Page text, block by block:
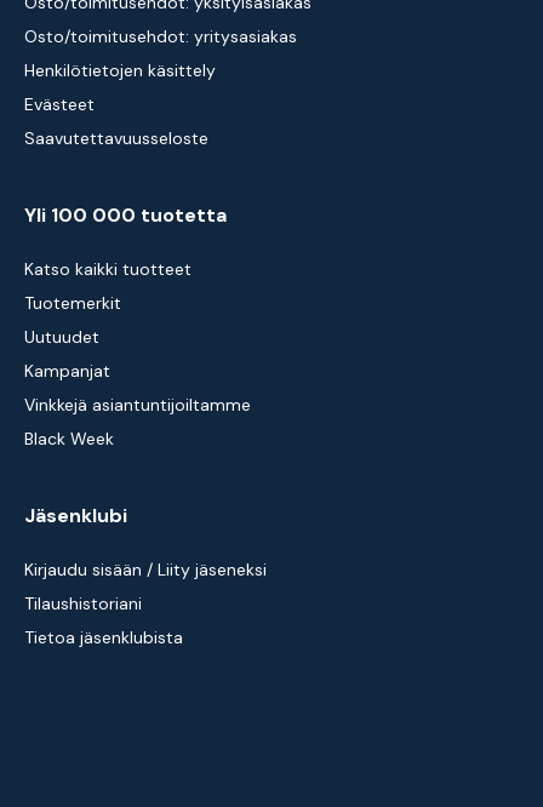
Osto/toimitusehdot: yritysasiakas
Henkilötietojen käsittely
Evästeet
Saavutettavuusseloste
Yli 100 000 tuotetta
Katso kaikki tuotteet
Tuotemerkit
Uutuudet
Kampanjat
Vinkkejä asiantuntijoiltamme
Black Week
Jäsenklubi
Kirjaudu sisään / Liity jäseneksi
Tilaushistoriani
Tietoa jäsenklubista